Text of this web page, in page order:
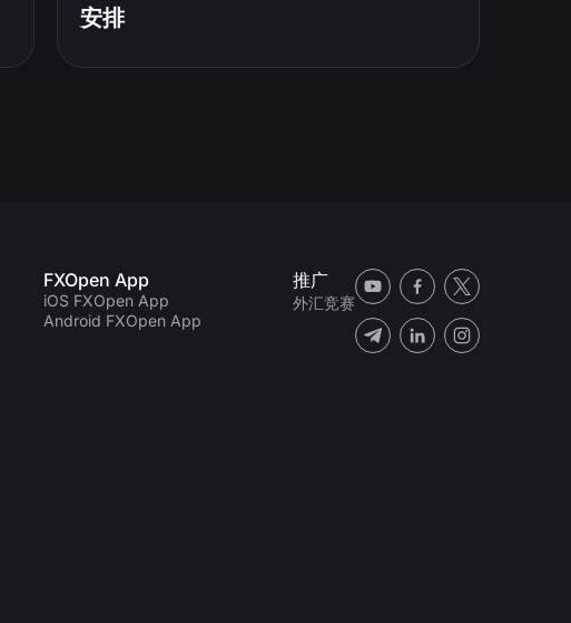
安排
FXOpen App
iOS FXOpen App
Android FXOpen App
推广
外汇竞赛